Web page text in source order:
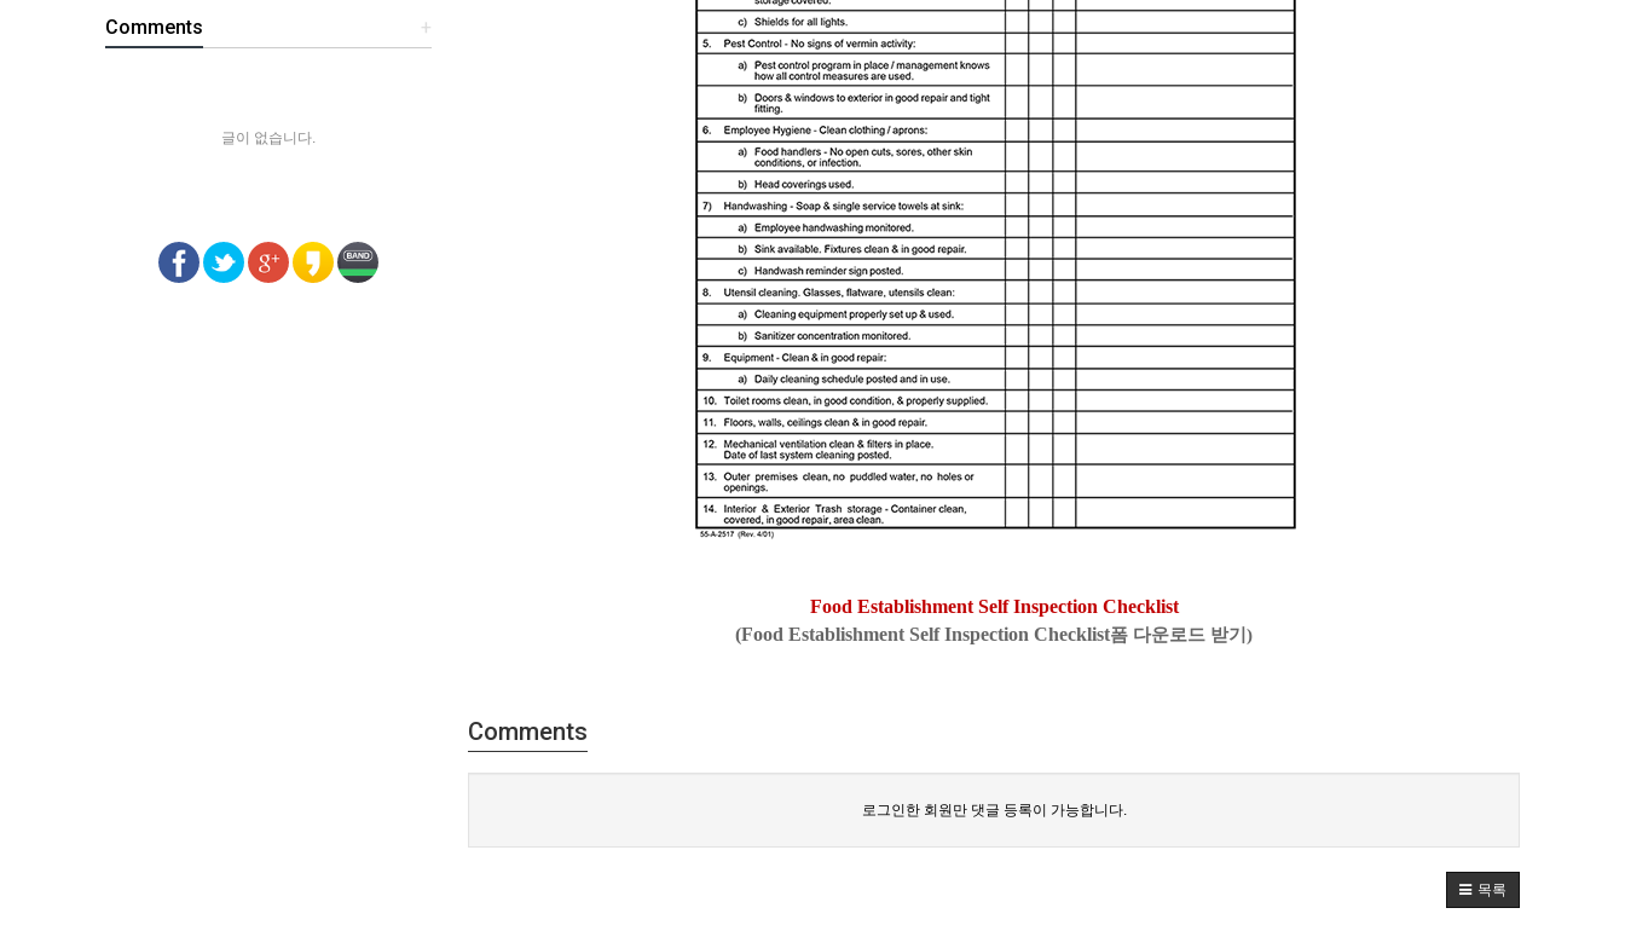
Food Establishment Self Inspection Checklist
(Food Establishment Self Inspection Checklist폼 다운로드 받기 )
Comments
로그인한 회원만 댓글 등록이 가능합니다.
목록
+
Comments
글이 없습니다.